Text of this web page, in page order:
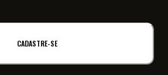
CADASTRE-SE